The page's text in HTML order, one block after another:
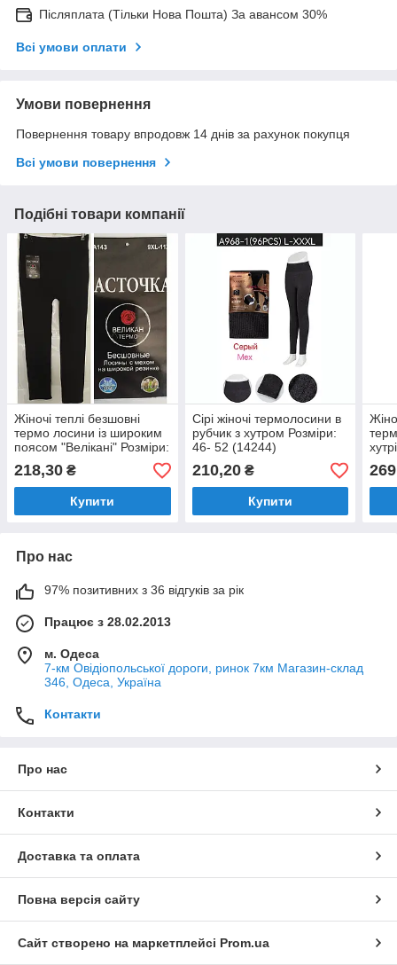
Післяплата (Тільки Нова Пошта) За авансом 30%
Всі умови оплати
Умови повернення
Повернення товару впродовж 14 днів за рахунок покупця
Всі умови повернення
Подібні товари компанії
Жіночі теплі безшовні
термо лосини із широким
поясом "Велікані" Розміри:
58- 62 (28228)
218,30 ₴
Купити
Сірі жіночі термолосини в
рубчик з хутром Розміри:
46- 52 (14244)
210,20₴
Купити
Про нас
97% позитивних з 36 відгуків за рік
Працює з 28.02.2013
м. Одеса
7-км Овідіопольської дороги, ринок 7км Магазин-склад
346, Одеса, Україна
Контакти
Про нас
Контакти
Доставка та оплата
Повна версія сайту
Сайт створено на маркетплейсі Prom.ua